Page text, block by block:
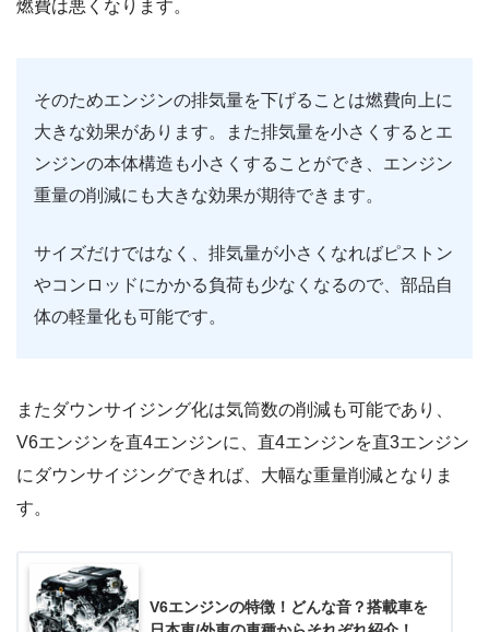
燃費は悪くなります。
そのためエンジンの排気量を下げることは燃費向上に
大きな効果があります。また排気量を小さくするとエ
ンジンの本体構造も小さくすることができ、エンジン
重量の削減にも大きな効果が期待できます。
サイズだけではなく、排気量が小さくなればピストン
やコンロッドにかかる負荷も少なくなるので、部品自
体の軽量化も可能です。
またダウンサイジング化は気筒数の削減も可能であり、
V6エンジンを直4エンジンに、直4エンジンを直3エンジン
にダウンサイジングできれば、大幅な重量削減となりま
す。
V6エンジンの特徴！どんな音？搭載車を